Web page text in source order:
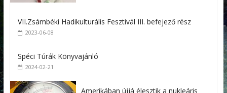
VII.Zsámbéki Hadikulturális Fesztivál III. befejező rész
2023-06-08
Spéci Túrák Könyvajánló
2024-02-21
Amerikában újjá élesztik a nukleáris